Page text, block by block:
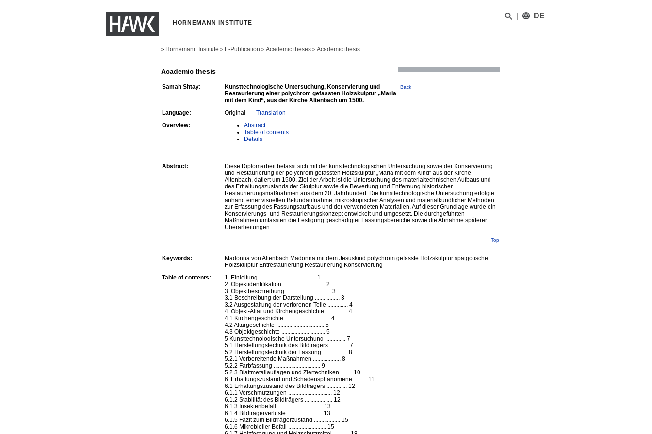
HORNEMANN INSTITUTE
DE
> Hornemann Institute > E-Publication > Academic theses > Academic thesis
Academic thesis
Samah Shtay:
Kunsttechnologische Untersuchung, Konservierung und
Restaurierung einer polychrom gefassten Holzskulptur „Maria
mit dem Kind“, aus der Kirche Altenbach um 1500.
Back
Language: Original - Translation
Overview:
Abstract
Table of contents
Details
Abstract:
Diese Diplomarbeit befasst sich mit der kunsttechnologischen Untersuchung sowie der Konservierung
und Restaurierung der polychrom gefassten Holzskulptur „Maria mit dem Kind“ aus der Kirche
Altenbach, datiert um 1500. Ziel der Arbeit ist die Untersuchung des materialtechnischen Aufbaus und
des Erhaltungszustands der Skulptur sowie die Bewertung und Entfernung historischer
Restaurierungsmaßnahmen aus dem 20. Jahrhundert. Die kunsttechnologische Untersuchung erfolgte
anhand einer visuellen Befundaufnahme, mikroskopischer Analysen und materialkundlicher Methoden
zur Erfassung des Fassungsaufbaus und der verwendeten Materialien. Auf dieser Grundlage wurde ein
Konservierungs- und Restaurierungskonzept entwickelt und umgesetzt. Die durchgeführten
Maßnahmen umfassten die Festigung geschädigter Fassungsbereiche sowie die Abnahme späterer
Überarbeitungen.
Top
Keywords:
Madonna von Altenbach Madonna mit dem Jesuskind polychrom gefasste Holzskulptur spätgotische
Holzskulptur Entrestaurierung Restaurierung Konservierung
Table of contents:
1. Einleitung ....................................... 1
2. Objektidentifikation ............................. 2
3. Objektbeschreibung................................ 3
3.1 Beschreibung der Darstellung ................. 3
3.2 Ausgestaltung der verlorenen Teile .............. 4
4. Objekt-Altar und Kirchengeschichte ............... 4
4.1 Kirchengeschichte ............................... 4
4.2 Altargeschichte ................................. 5
4.3 Objektgeschichte .............................. 5
5 Kunsttechnologische Untersuchung .............. 7
5.1 Herstellungstechnik des Bildträgers ............. 7
5.2 Herstellungstechnik der Fassung ................. 8
5.2.1 Vorbereitende Maßnahmen ................... 8
5.2.2 Farbfassung ................................ 9
5.2.3 Blattmetallauflagen und Ziertechniken ........ 10
6. Erhaltungszustand und Schadensphänomene ......... 11
6.1 Erhaltungszustand des Bildträgers .............. 12
6.1.1 Verschmutzungen .............................. 12
6.1.2 Stabilität des Bildträgers ................... 12
6.1.3 Insektenbefall ............................... 13
6.1.4 Bildträgerverluste ........................ 13
6.1.5 Fazit zum Bildträgerzustand .................. 15
6.1.6 Mikrobieller Befall .......................... 15